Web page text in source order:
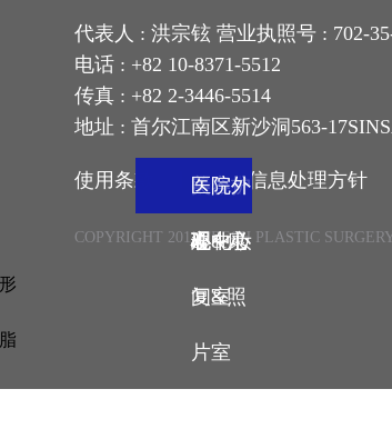
入口
大厅
大厅
咨询室
& 化妆
间&照
片室
咨询室
手术中
心&康
复室
手术中
心
手术中
心
治疗中
心
美容护
理中心
美容护
理中心
医院外
观
医院外
观
代表人 : 洪宗铉 营业执照号 : 702-
电话 : +82 10-8371-5512
传真 : +82 2-3446-5514
地址 : 首尔江南区新沙洞563-
使用条款 ㅣ 个人信息处理方针
COPYRIGHT 2011 FRESH PLASTIC